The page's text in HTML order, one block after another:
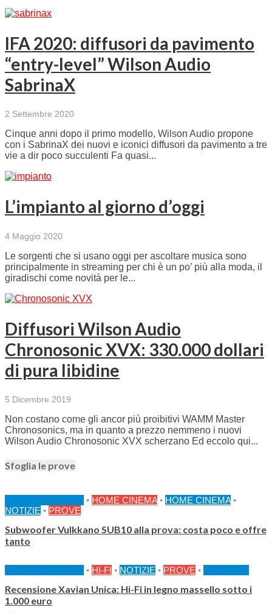
IFA 2020: diffusori da pavimento
“entry-level” Wilson Audio
SabrinaX
2 Settembre 2020
Cinque anni dopo il primo modello, Wilson Audio propone
con i SabrinaX dei nuovi e iconici diffusori da pavimento a tre
vie a dir poco succulenti Fa quasi...
L’impianto al giorno d’oggi
4 Maggio 2020
Le sorgenti che si usano oggi per ascoltare musica sono
principalmente in streaming per chi è un po’ più alla moda, il
giradischi come novità per le...
Diffusori Wilson Audio
Chronosonic XVX: 330.000 dollari
di pura libidine
5 Dicembre 2019
Non costano come gli ancor più proibitivi WAMM Master
Chronosonics, ma in quanto a prezzo nemmeno i nuovi
Wilson Audio Chronosonic XVX scherzano Ed eccolo qui...
Sfoglia le prove
• HOME CINEMA • HOME CINEMA •
NOTIZIE • PROVE
Subwoofer Vulkkano SUB10 alla prova: costa poco e offre
tanto
• HI-FI • NOTIZIE • PROVE •
Recensione Xavian Unica: Hi-Fi in legno massello sotto i
1.000 euro